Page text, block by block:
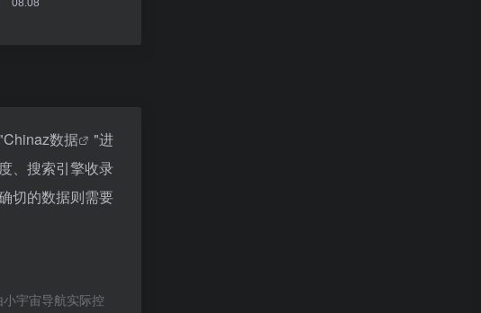
Chinaz数据
"进
、搜索引擎收录
切的数据则需要
宇宙导航实际控